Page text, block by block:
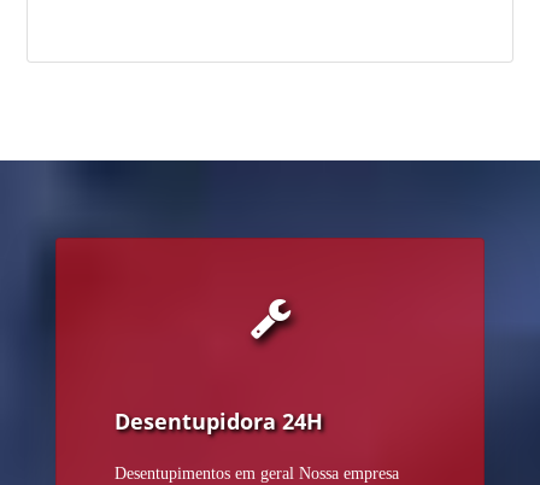
Desentupidora 24H
Desentupimentos em geral Nossa empresa